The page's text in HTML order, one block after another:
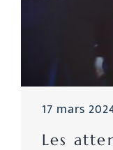
Les
17 mars